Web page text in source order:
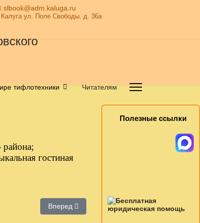
slbook@adm.kaluga.ru
Калуга ул. Поле Свободы. д. 36а
тифлотехники Читателям
гостиная
Следующий: Внестационарный отдел
Вперед
Полезные ссылки